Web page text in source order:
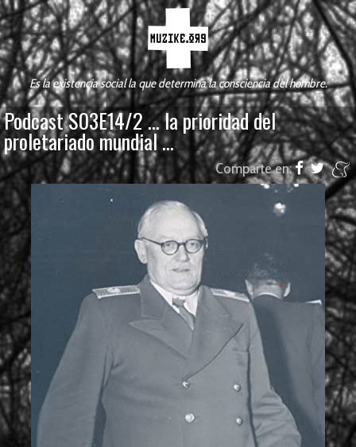
Es la existencia social la que determina la consciencia del hombre.
Podcast S03E14/2 ... la prioridad del
proletariado mundial ...
Comparte en: